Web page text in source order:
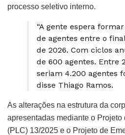
processo seletivo interno.
“A gente espera
de agentes entre o
de 2026. Com ciclos
de 600 agentes. Entre
seriam 4.200 agentes
disse Thiago Ramos.
As alterações na estrutura da
apresentadas mediante o
(PLC) 13/2025 e o Projeto de